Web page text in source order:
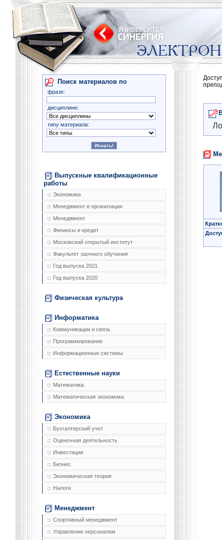
Поиск материалов по
фразе:
дисциплине:
типу материала:
Выпускные квалификационные
работы
Экономика
Менеджмент в организации
Менеджмент
Финансы и кредит
Московский открытый институт
Факультет заочного обучения
Год выпуска 2021
Год выпуска 2020
Физическая культура
Информатика
Коммуникации и связь
Программирование
Информационные системы
Естественные науки
Математика
Математическая экономика
Экономика
Бухгалтерский учет
Оценочная деятельность
Инвестиции
Бизнес
Экономическая теория
Налоги
Менеджмент
Спортивный менеджмент
Управление персоналом